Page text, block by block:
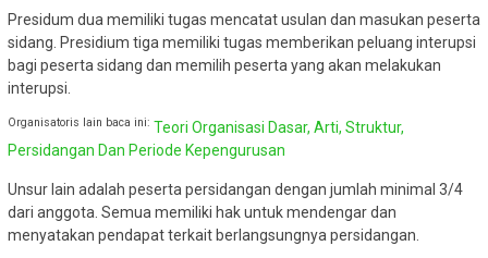
Presidum dua memiliki tugas mencatat usulan dan masukan peserta
sidang. Presidium tiga memiliki tugas memberikan peluang interupsi
bagi peserta sidang dan memilih peserta yang akan melakukan
interupsi.
Organisatoris lain baca ini: Teori Organisasi Dasar, Arti, Struktur,
Persidangan Dan Periode Kepengurusan
Unsur lain adalah peserta persidangan dengan jumlah minimal 3/4
dari anggota. Semua memiliki hak untuk mendengar dan
menyatakan pendapat terkait berlangsungnya persidangan.